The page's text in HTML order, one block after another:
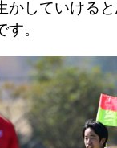
かしていける
。